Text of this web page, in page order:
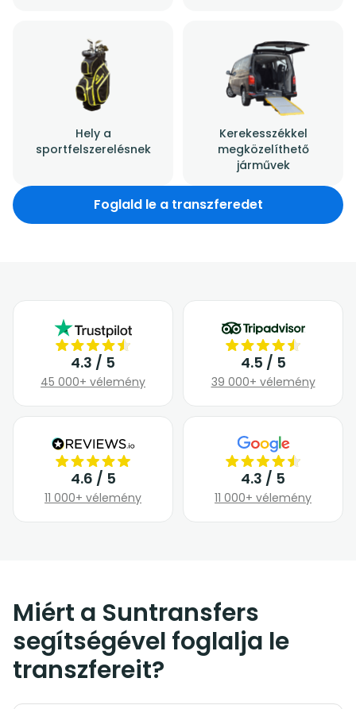
Hely a
sportfelszerelésnek
Kerekesszékkel
megközelíthető
járművek
Foglald le a transzferedet
4.3 / 5
45 000+ vélemény
4.5 / 5
39 000+ vélemény
4.6 / 5
11 000+ vélemény
4.3 / 5
11 000+ vélemény
Miért a Suntransfers
segítségével foglalja le
transzfereit?